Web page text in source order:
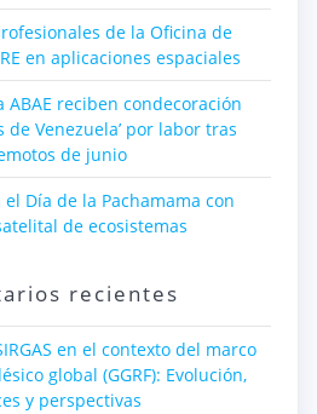
de la Oficina de
en aplicaciones espaciales
ABAE reciben condecoración
de Venezuela’ por labor tras
de junio
el Día de la Pachamama con
de ecosistemas
recientes
en el contexto del marco
global (GGRF): Evolución,
y perspectivas